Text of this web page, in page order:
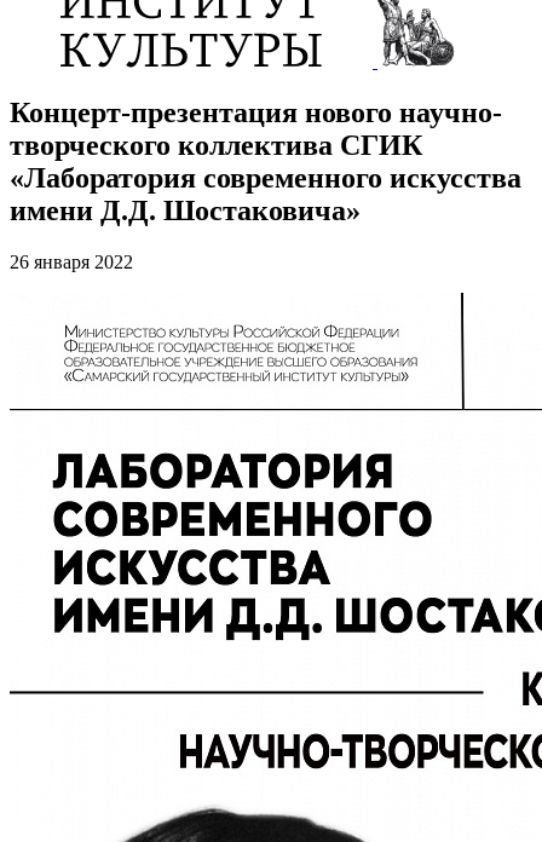
Концерт-презентация нового научно-
творческого коллектива СГИК
«Лаборатория современного искусства
имени Д.Д. Шостаковича»
26 января 2022